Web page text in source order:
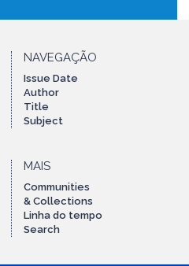
NAVEGAÇÃO
Issue Date
Author
Title
Subject
MAIS
Communities
& Collections
Linha do tempo
Search